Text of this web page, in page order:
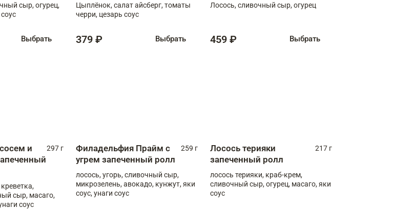
сыр, огурец,
Выбрать
Цыплёнок, салат айсберг, томаты
черри, цезарь соус
379 ₽ Выбрать
Лосось, сливочный сыр, огурец
459 ₽ Выбрать
и
297 г
сыр, масаго,
соус
Филадельфия Прайм с
угрем запеченный ролл
259 г
лосось, угорь, сливочный сыр,
микрозелень, авокадо, кунжут, яки
соус, унаги соус
Лосось терияки
запеченный ролл
217 г
лосось терияки, краб-крем,
сливочный сыр, огурец, масаго, яки
соус